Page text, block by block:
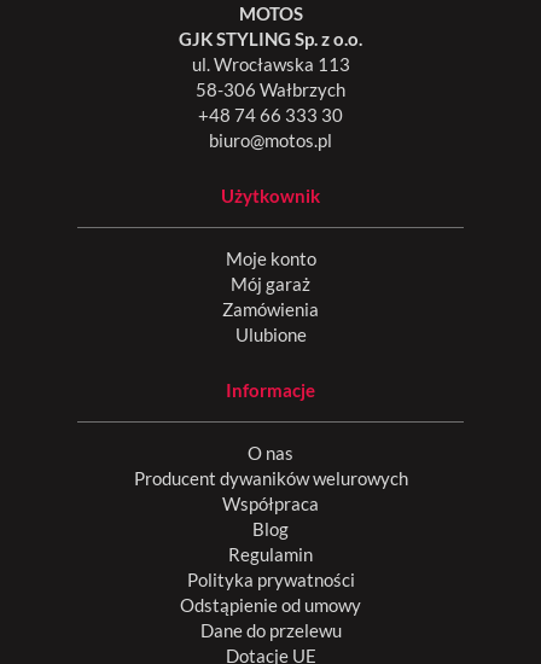
MOTOS
GJK STYLING Sp. z o.o.
ul. Wrocławska 113
58-306 Wałbrzych
+48 74 66 333 30
biuro@motos.pl
Użytkownik
Moje konto
Mój garaż
Zamówienia
Ulubione
Informacje
O nas
Producent dywaników welurowych
Współpraca
Blog
Regulamin
Polityka prywatności
Odstąpienie od umowy
Dane do przelewu
Dotacje UE